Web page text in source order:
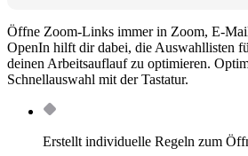
Öffne Zoom-Links immer in Zoom, E-
OpenIn hilft dir dabei, die Auswahllisten
deinen Arbeitsauflauf zu optimieren.
Schnellauswahl mit der Tastatur.
Erstellt individuelle Regeln zum